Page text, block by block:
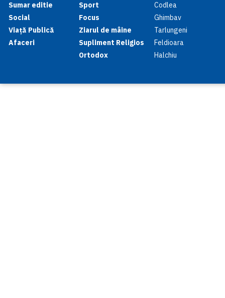
Sumar editie
Social
Viață Publică
Afaceri
Sport
Focus
Ziarul de mâine
Supliment Religios
Ortodox
Codlea
Ghimbav
Tarlungeni
Feldioara
Halchiu